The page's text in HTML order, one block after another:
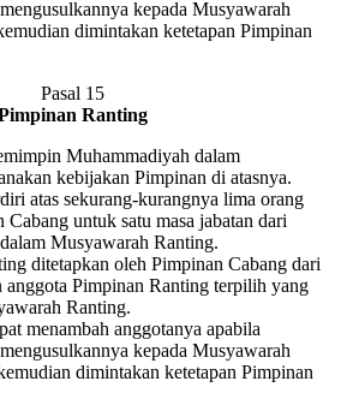
kepada Musyawarah
dimintakan ketetapan Pimpinan
Pasal 15
Ranting
Muhammadiyah dalam
kebijakan Pimpinan di atasnya.
atas sekurang-kurangnya lima orang
untuk satu masa jabatan dari
Musyawarah Ranting.
ditetapkan oleh Pimpinan Cabang dari
anggota Pimpinan Ranting terpilih yang
Ranting.
menambah anggotanya apabila
kepada Musyawarah
dimintakan ketetapan Pimpinan